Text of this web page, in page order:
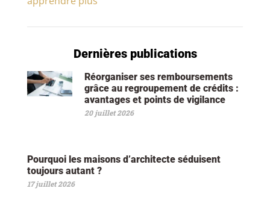
Dernières publications
Réorganiser ses remboursements
grâce au regroupement de crédits :
avantages et points de vigilance
20 juillet 2026
Pourquoi les maisons d’architecte séduisent
toujours autant ?
17 juillet 2026